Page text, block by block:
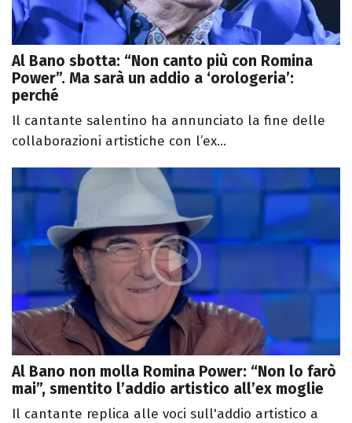
Al Bano sbotta: “Non canto più con Romina
Power”. Ma sarà un addio a ‘orologeria’:
perché
Il cantante salentino ha annunciato la fine delle
collaborazioni artistiche con l’ex...
Al Bano non molla Romina Power: “Non lo farò
mai”, smentito l’addio artistico all’ex moglie
Il cantante replica alle voci sull'addio artistico a